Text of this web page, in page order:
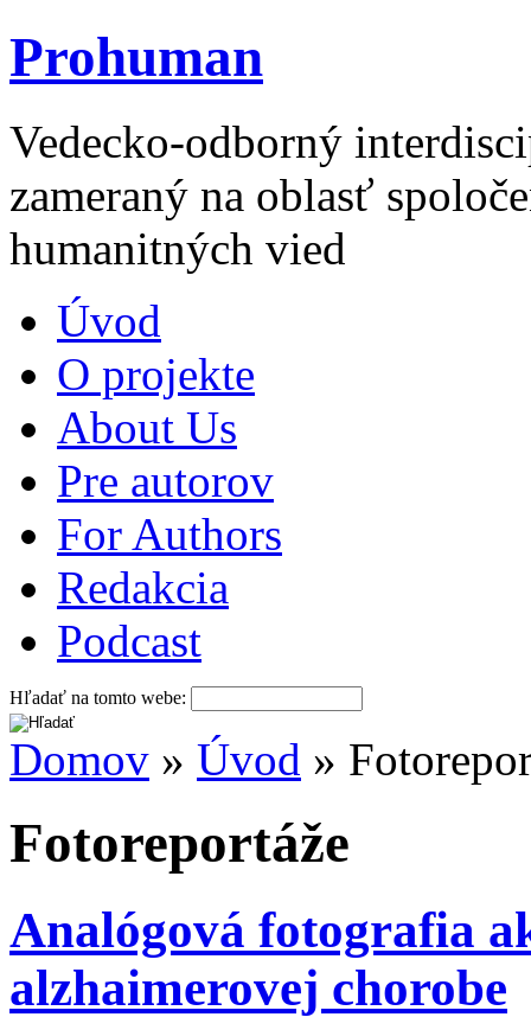
Prohuman
Vedecko-odborný
zameraný na oblasť
humanitných vied
Úvod
O projekte
About Us
Pre autorov
For Authors
Redakcia
Podcast
Hľadať na tomto webe:
Domov » Úvod »
Fotoreportáže
Analógová fotografia
alzhaimerovej chorobe